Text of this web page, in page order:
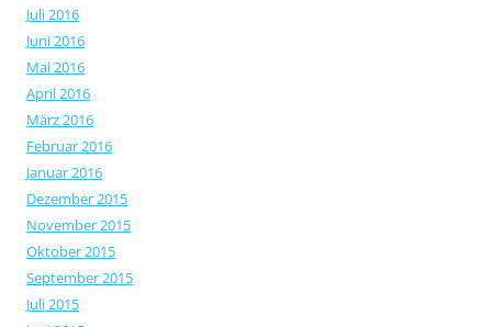
Juli 2016
Juni 2016
Mai 2016
April 2016
März 2016
Februar 2016
Januar 2016
Dezember 2015
November 2015
Oktober 2015
September 2015
Juli 2015